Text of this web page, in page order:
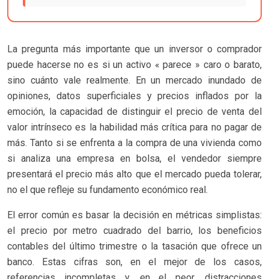
La pregunta más importante que un inversor o comprador
puede hacerse no es si un activo « parece » caro o barato,
sino cuánto vale realmente. En un mercado inundado de
opiniones, datos superficiales y precios inflados por la
emoción, la capacidad de distinguir el precio de venta del
valor intrínseco es la habilidad más crítica para no pagar de
más. Tanto si se enfrenta a la compra de una vivienda como
si analiza una empresa en bolsa, el vendedor siempre
presentará el precio más alto que el mercado pueda tolerar,
no el que refleje su fundamento económico real.
El error común es basar la decisión en métricas simplistas:
el precio por metro cuadrado del barrio, los beneficios
contables del último trimestre o la tasación que ofrece un
banco. Estas cifras son, en el mejor de los casos,